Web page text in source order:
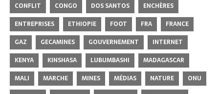
CONFLIT
CONGO DOS SANTOS
ENCHÈRES
ENTREPRISES
ETHIOPIE FOOT FRA
FRANCE
GAZ
GECAMINES GOUVERNEMENT
INTERNET
KENYA
KINSHASA LUBUMBASHI
MADAGASCAR
MALI
MARCHE MINES MÉDIAS NATURE
ONU